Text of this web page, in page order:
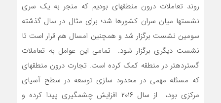
روند تعاملات درون منطقه­ای بودیم که منجر به یک سری
نشست­ها میان سران کشورها شد؛ برای مثال در سال گذشته
سومین نشست برگزار شد و همچنین امسال هم قرار است تا
نشست دیگری برگزار شود. تمامی این عوامل به تعاملات
گسترده­تر در منطقه کمک کرده است. تجارت درون منطقه­ای
که مسئله مهمی در محدود سازی توسعه در سطح آسیای
مرکزی بود، از سال ۲۰۱۶ افزایش چشمگیری پیدا کرده و